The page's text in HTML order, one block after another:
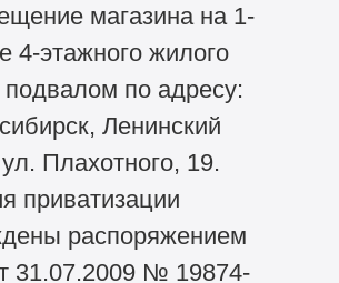
магазина на 1-
4-этажного жилого
по адресу:
Ленинский
Плахотного, 19.
приватизации
распоряжением
31.07.2009 № 19874-